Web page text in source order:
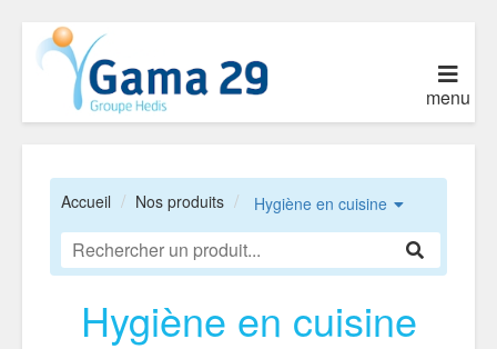
menu
Accueil Nos produits Hygiène en cuisine
Hygiène en cuisine